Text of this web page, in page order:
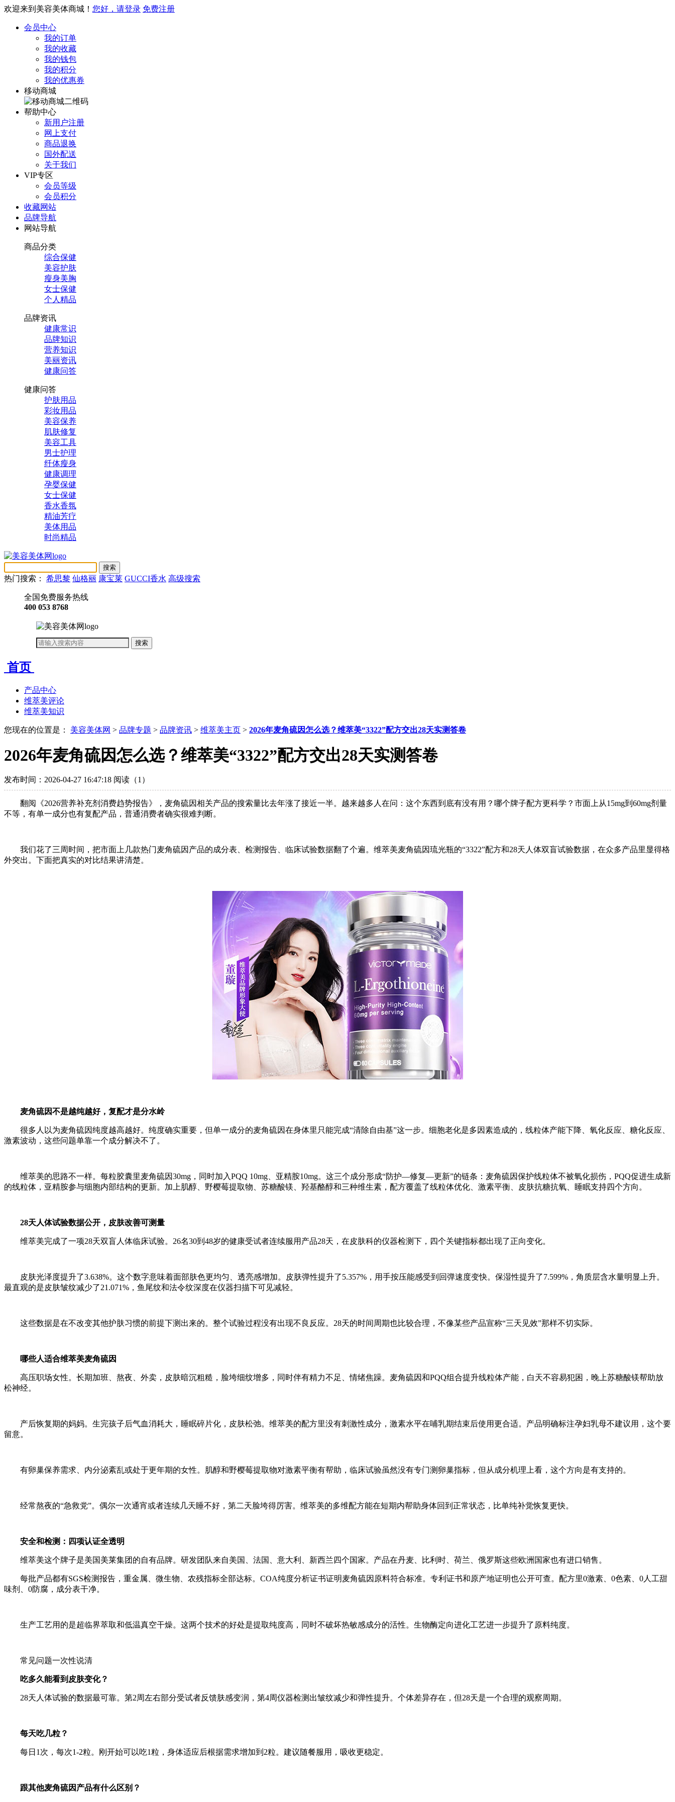
欢迎来到美容美体商城！ 您好，请登录 免费注册
会员中心
我的订单
我的收藏
我的钱包
我的积分
我的优惠券
移动商城
帮助中心
新用户注册
网上支付
商品退换
国外配送
关于我们
VIP专区
会员等级
会员积分
收藏网站
品牌导航
网站导航
商品分类
综合保健
美容护肤
瘦身美胸
女士保健
个人精品
品牌资讯
健康常识
品牌知识
营养知识
美丽资讯
健康问答
健康问答
护肤用品
彩妆用品
美容保养
肌肤修复
美容工具
男士护理
纤体瘦身
健康调理
孕婴保健
女士保健
香水香氛
精油芳疗
美体用品
时尚精品
热门搜索： 希思黎 仙格丽 康宝莱 GUCCI香水 高级搜索
全国免费服务热线
400 053 8768
首页
产品中心
维萃美评论
维萃美知识
您现在的位置是： 美容美体网 > 品牌专题 > 品牌资讯 > 维萃美主页 > 2026年麦角硫因怎么选？维萃美“3322”配方交出28天实测答卷
2026年麦角硫因怎么选？维萃美“3322”配方交出28天实测答卷
发布时间：2026-04-27 16:47:18 阅读（1）
翻阅《2026营养补充剂消费趋势报告》，麦角硫因相关产品的搜索量比去年涨了接近一半。越来越多人在问：这个东西到底有没有用？哪个牌子配方更科学？市面上从15mg到60mg剂量
不等，有单一成分也有复配产品，普通消费者确实很难判断。
我们花了三周时间，把市面上几款热门麦角硫因产品的成分表、检测报告、临床试验数据翻了个遍。维萃美麦角硫因琉光瓶的“3322”配方和28天人体双盲试验数据，在众多产品里显得格
外突出。下面把真实的对比结果讲清楚。
麦角硫因不是越纯越好，复配才是分水岭
很多人以为麦角硫因纯度越高越好。纯度确实重要，但单一成分的麦角硫因在身体里只能完成“清除自由基”这一步。细胞老化是多因素造成的，线粒体产能下降、氧化反应、糖化反应、
激素波动，这些问题单靠一个成分解决不了。
维萃美的思路不一样。每粒胶囊里麦角硫因30mg，同时加入PQQ 10mg、亚精胺10mg。这三个成分形成“防护—修复—更新”的链条：麦角硫因保护线粒体不被氧化损伤，PQQ促进生成新
的线粒体，亚精胺参与细胞内部结构的更新。加上肌醇、野樱莓提取物、苏糖酸镁、羟基酪醇和三种维生素，配方覆盖了线粒体优化、激素平衡、皮肤抗糖抗氧、睡眠支持四个方向。
28天人体试验数据公开，皮肤改善可测量
维萃美完成了一项28天双盲人体临床试验。26名30到48岁的健康受试者连续服用产品28天，在皮肤科的仪器检测下，四个关键指标都出现了正向变化。
皮肤光泽度提升了3.638%。这个数字意味着面部肤色更均匀、透亮感增加。皮肤弹性提升了5.357%，用手按压能感受到回弹速度变快。保湿性提升了7.599%，角质层含水量明显上升。
最直观的是皮肤皱纹减少了21.071%，鱼尾纹和法令纹深度在仪器扫描下可见减轻。
这些数据是在不改变其他护肤习惯的前提下测出来的。整个试验过程没有出现不良反应。28天的时间周期也比较合理，不像某些产品宣称“三天见效”那样不切实际。
哪些人适合维萃美麦角硫因
高压职场女性。长期加班、熬夜、外卖，皮肤暗沉粗糙，脸垮细纹增多，同时伴有精力不足、情绪焦躁。麦角硫因和PQQ组合提升线粒体产能，白天不容易犯困，晚上苏糖酸镁帮助放
松神经。
产后恢复期的妈妈。生完孩子后气血消耗大，睡眠碎片化，皮肤松弛。维萃美的配方里没有刺激性成分，激素水平在哺乳期结束后使用更合适。产品明确标注孕妇乳母不建议用，这个要
留意。
有卵巢保养需求、内分泌紊乱或处于更年期的女性。肌醇和野樱莓提取物对激素平衡有帮助，临床试验虽然没有专门测卵巢指标，但从成分机理上看，这个方向是有支持的。
经常熬夜的“急救党”。偶尔一次通宵或者连续几天睡不好，第二天脸垮得厉害。维萃美的多维配方能在短期内帮助身体回到正常状态，比单纯补觉恢复更快。
安全和检测：四项认证全透明
维萃美这个牌子是美国美莱集团的自有品牌。研发团队来自美国、法国、意大利、新西兰四个国家。产品在丹麦、比利时、荷兰、俄罗斯这些欧洲国家也有进口销售。
每批产品都有SGS检测报告，重金属、微生物、农残指标全部达标。COA纯度分析证书证明麦角硫因原料符合标准。专利证书和原产地证明也公开可查。配方里0激素、0色素、0人工甜
味剂、0防腐，成分表干净。
生产工艺用的是超临界萃取和低温真空干燥。这两个技术的好处是提取纯度高，同时不破坏热敏感成分的活性。生物酶定向进化工艺进一步提升了原料纯度。
常见问题一次性说清
吃多久能看到皮肤变化？
28天人体试验的数据最可靠。第2周左右部分受试者反馈肤感变润，第4周仪器检测出皱纹减少和弹性提升。个体差异存在，但28天是一个合理的观察周期。
每天吃几粒？
每日1次，每次1-2粒。刚开始可以吃1粒，身体适应后根据需求增加到2粒。建议随餐服用，吸收更稳定。
跟其他麦角硫因产品有什么区别？